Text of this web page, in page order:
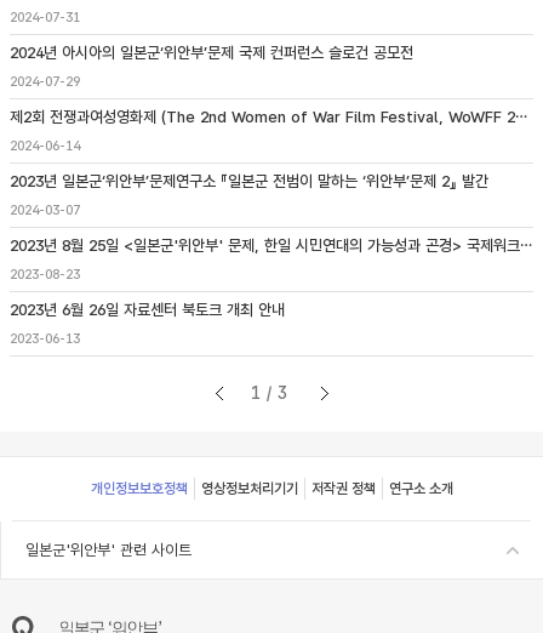
2024-07-31
2024년 아시아의 일본군‘위안부’문제 국제 컨퍼런스 슬로건 공모전
2024-07-29
제2회 전쟁과여성영화제 (The 2nd Women of War Film Festival, WoWFF 2024) 개최 안내
2024-06-14
2023년 일본군‘위안부’문제연구소 『일본군 전범이 말하는 ‘위안부’문제 2』 발간
2024-03-07
2023년 8월 25일 <일본군'위안부' 문제, 한일 시민연대의 가능성과 곤경> 국제워크숍 개최
2023-08-23
2023년 6월 26일 자료센터 북토크 개최 안내
2023-06-13
1/3
Footer
개인정보보호정책 영상정보처리기기 저작권 정책 연구소 소개
일본군'위안부' 관련 사이트